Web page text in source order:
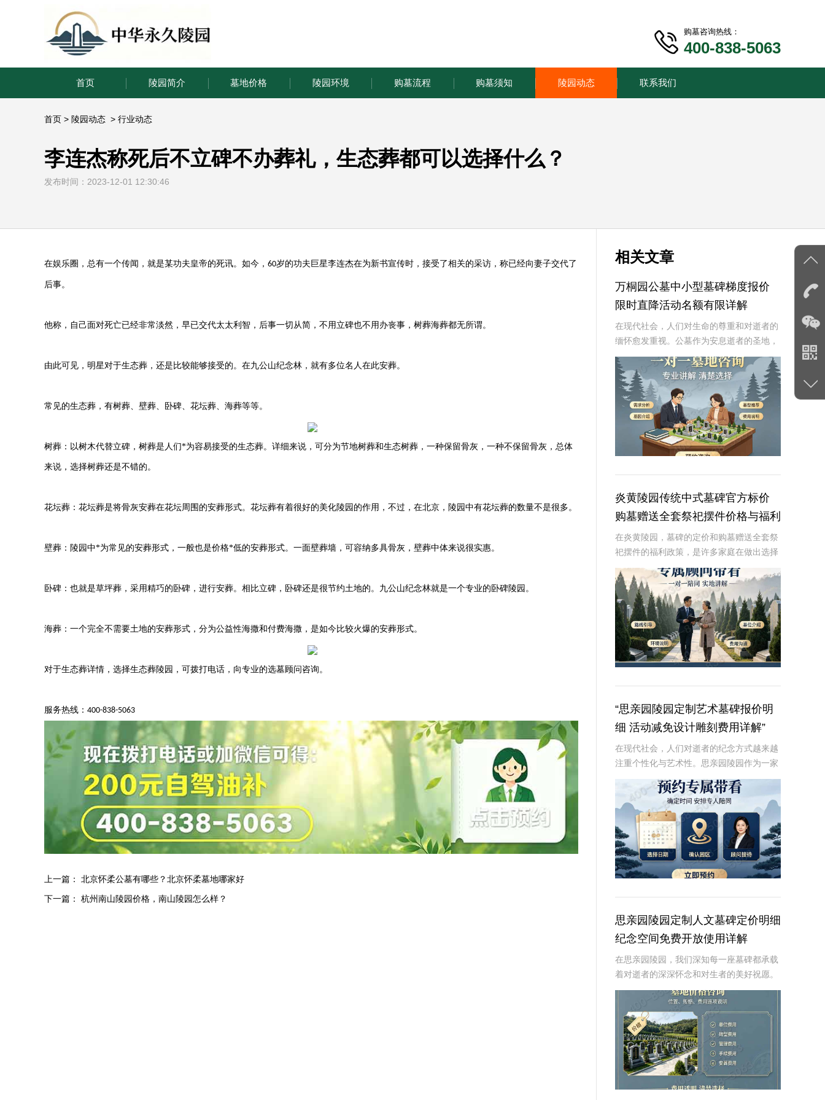
购墓咨询热线：
400-838-5063
首页 陵园简介 墓地价格 陵园环境 购墓流程 购墓须知 陵园动态 联系我们
首页 > 陵园动态 > 行业动态
李连杰称死后不立碑不办葬礼，生态葬都可以选择什么？
发布时间：2023-12-01 12:30:46
在娱乐圈，总有一个传闻，就是某功夫皇帝的死讯。如今， 60岁的功夫巨星李连杰在为新书宣传时，接受了相关的采访，称已经向妻子交代了
后事。
他称，自己面对死亡已经非常淡然，早已交代太太利智，后事一切从简，不用立碑也不用办丧事，树葬海葬都无所谓。
由此可见，明星对于生态葬，还是比较能够接受的。在九公山纪念林，就有多位名人在此安葬。
常见的生态葬，有树葬、壁葬、卧碑、花坛葬、海葬等等。
树葬：以树木代替立碑，树葬是人们*为容易接受的生态葬。详细来说，可分为节地树葬和生态树葬，一种保留骨灰，一种不保留骨灰，总体
来说，选择树葬还是不错的。
花坛葬：花坛葬是将骨灰安葬在花坛周围的安葬形式。花坛葬有着很好的美化陵园的作用，不过，在北京，陵园中有花坛葬的数量不是很多。
壁葬：陵园中*为常见的安葬形式，一般也是价格*低的安葬形式。一面壁葬墙，可容纳多具骨灰，壁葬中体来说很实惠。
卧碑：也就是草坪葬，采用精巧的卧碑，进行安葬。相比立碑，卧碑还是很节约土地的。九公山纪念林就是一个专业的卧碑陵园。
海葬：一个完全不需要土地的安葬形式，分为公益性海撒和付费海撒，是如今比较火爆的安葬形式。
对于生态葬详情，选择生态葬陵园，可拨打电话，向专业的选墓顾问咨询。
服务热线： 400-838-5063
上一篇： 北京怀柔公墓有哪些？北京怀柔墓地哪家好
下一篇： 杭州南山陵园价格，南山陵园怎么样？
相关文章
万桐园公墓中小型墓碑梯度报价
限时直降活动名额有限详解
在现代社会，人们对生命的尊重和对逝者的
缅怀愈发重视。公墓作为安息逝者的圣地，
其墓碑的选择不仅是对逝者的纪念，也是生
者情感的寄托。万桐园公墓作为一家知名的
大型公墓，一直致力于提供高品质、个性化
的墓碑服务
炎黄陵园传统中式墓碑官方标价
购墓赠送全套祭祀摆件价格与福利
深度解析
在炎黄陵园，墓碑的定价和购墓赠送全套祭
祀摆件的福利政策，是许多家庭在做出选择
时的重要考虑因素。本文将从专业角度深入
解析这些内容，为读者提供有价值、信息丰
富的信息。☎ 炎黄陵园电话:400-838-50
“思亲园陵园定制艺术墓碑报价明
细 活动减免设计雕刻费用详解”
在现代社会，人们对逝者的纪念方式越来越
注重个性化与艺术性。思亲园陵园作为一家
专业的陵园服务提供商，推出了定制艺术墓
碑服务，以满足客户对逝者的特殊纪念需
求。本文将详细介绍思亲园陵园定制艺术墓
碑的报价明细
思亲园陵园定制人文墓碑定价明细
纪念空间免费开放使用详解
在思亲园陵园，我们深知每一座墓碑都承载
着对逝者的深深怀念和对生者的美好祝愿。
因此，我们精心定制的人文墓碑不仅是对逝
者的永恒纪念，更是生者情感的寄托。本文
将详细介绍思亲园陵园定制人文墓碑的定价
明细以及纪